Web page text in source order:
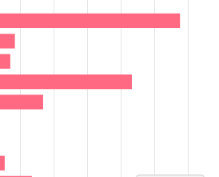
、出来立てのもっとも良い状態で召
よう努めてまいりました。
ましたお声に恥じぬよう、これか
ただけるお料理が提供できるよう
様、ゲストの皆様の今後さらなるご
上げます。